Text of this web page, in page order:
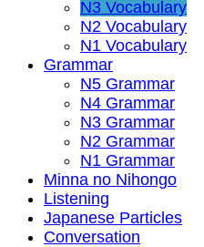
N3 Vocabulary
N2 Vocabulary
N1 Vocabulary
Grammar
N5 Grammar
N4 Grammar
N3 Grammar
N2 Grammar
N1 Grammar
Minna no Nihongo
Listening
Japanese Particles
Conversation